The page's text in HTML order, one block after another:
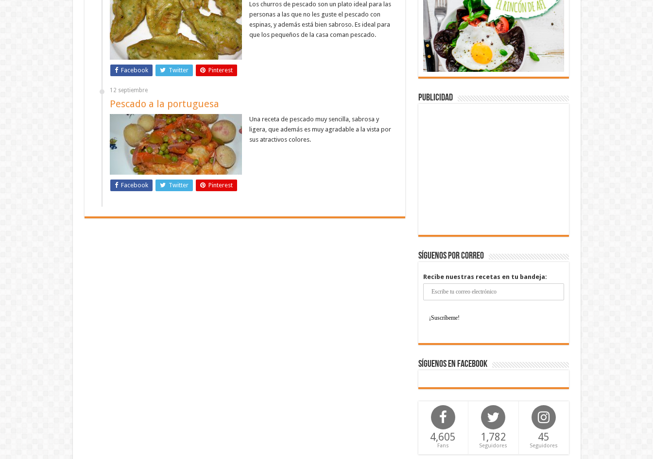
Los churros de pescado son un plato ideal para las
personas a las que no les guste el pescado con
espinas, y además está bien sabroso. Es ideal para
que los pequeños de la casa coman pescado.
Facebook Twitter Pinterest
12 septiembre
Pescado a la portuguesa
Una receta de pescado muy sencilla, sabrosa y
ligera, que además es muy agradable a la vista por
sus atractivos colores.
Facebook Twitter Pinterest
Publicidad
Síguenos por correo
Recibe nuestras recetas en tu bandeja:
Síguenos en Facebook
4,605
Fans
1,782
Seguidores
45
Seguidores